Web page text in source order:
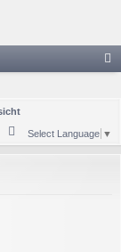
el
Select Language ▼